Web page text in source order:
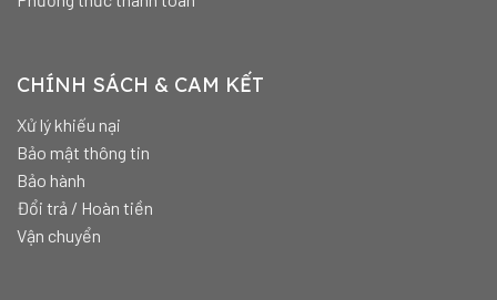
CHÍNH SÁCH & CAM KẾT
Xử lý khiếu nại
Bảo mật thông tin
Bảo hành
Đổi trả / Hoàn tiền
Vận chuyển